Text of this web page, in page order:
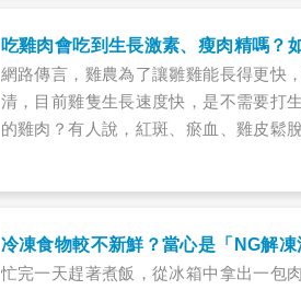
吃雞肉會吃到生長激素、瘦肉精嗎？
網路傳言，雞農為了讓雛雞能長得更快
清，目前雞隻生長速度快，是不需要打
的雞肉？有人說，紅斑、瘀血、雞皮鬆
雞皮與內臟容易堆積毒素、病菌不能吃
冷凍食物較不新鮮？當心是「NG解凍
忙完一天趕著煮飯，從冰箱中拿出一包